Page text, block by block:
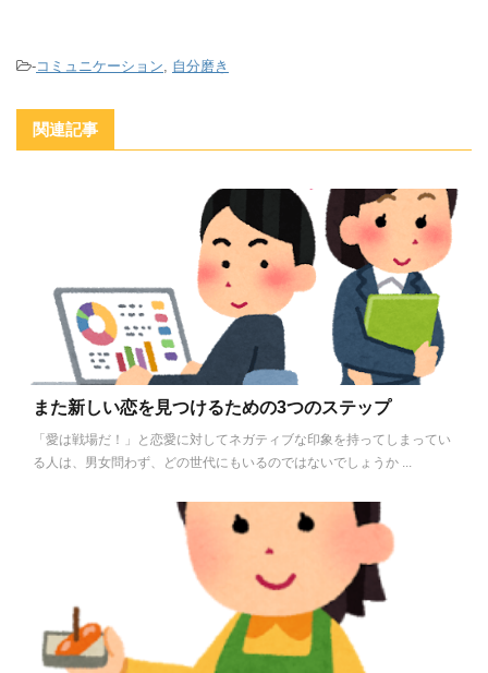
-コミュニケーション, 自分磨き
関連記事
また新しい恋を見つけるための3つのステップ
「愛は戦場だ！」と恋愛に対してネガティブな印象を持ってしまってい
る人は、男女問わず、どの世代にもいるのではないでしょうか ...